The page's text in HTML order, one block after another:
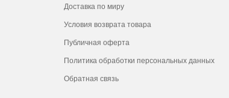
Доставка по миру
Условия возврата товара
Публичная оферта
Политика обработки персональных данных
Обратная связь